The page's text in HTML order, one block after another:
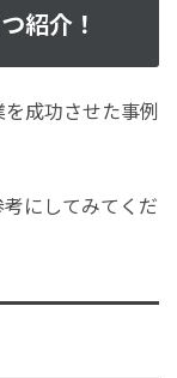
紹介！
成功させた事例
にしてみてくだ